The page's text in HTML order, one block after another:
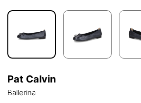
Pat Calvin
Ballerina